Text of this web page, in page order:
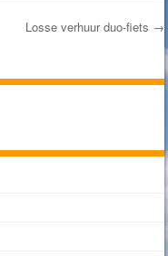
Losse verhuur duo-fiets →